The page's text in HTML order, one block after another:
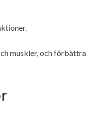
muskler, och förbättra